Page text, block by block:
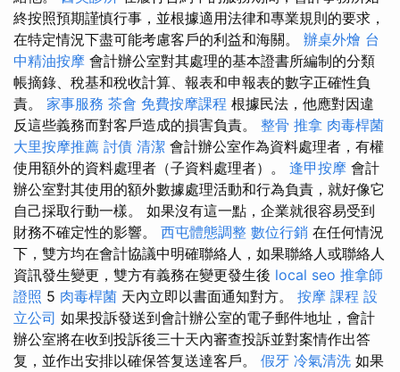
終按照預期謹慎行事，並根據適用法律和專業規則的要求，
在特定情況下盡可能考慮客戶的利益和海關。 辦桌外燴 台
中精油按摩 會計辦公室對其處理的基本證書所編制的分類
帳摘錄、稅基和稅收計算、報表和申報表的數字正確性負
責。 家事服務 茶會 免費按摩課程 根據民法，他應對因違
反這些義務而對客戶造成的損害負責。 整骨 推拿 肉毒桿菌
大里按摩推薦 討債 清潔 會計辦公室作為資料處理者，有權
使用額外的資料處理者（子資料處理者）。 逢甲按摩 會計
辦公室對其使用的額外數據處理活動和行為負責，就好像它
自己採取行動一樣。 如果沒有這一點，企業就很容易受到
財務不確定性的影響。 西屯體態調整 數位行銷 在任何情況
下，雙方均在會計協議中明確聯絡人，如果聯絡人或聯絡人
資訊發生變更，雙方有義務在變更發生後 local seo 推拿師
證照 5 肉毒桿菌 天內立即以書面通知對方。 按摩 課程 設
立公司 如果投訴發送到會計辦公室的電子郵件地址，會計
辦公室將在收到投訴後三十天內審查投訴並對案情作出答
复，並作出安排以確保答复送達客戶。 假牙 冷氣清洗 如果